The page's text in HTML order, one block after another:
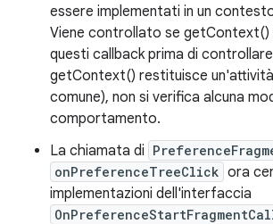
essere implementati in un
Viene controllato se getContext()
questi callback prima di
getContext() restituisce
comune), non si verifica alcuna
comportamento.
La chiamata di
onPreferenceTreeClick ora
implementazioni dell'interfaccia